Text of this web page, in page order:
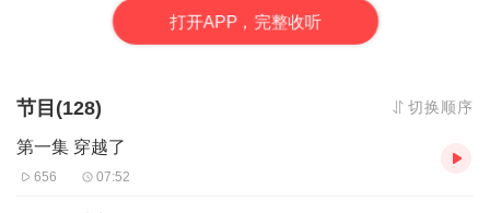
抱歉，滚远了！天下做礼，聘她为皇后，许她为最爱？这么多人送
江山，她得好好选选要哪个！
待你功成名达，我知花前月下；待我弦断音垮，早念青丝白发；待
他得知真假，许下落叶红花……
演播跳舞的布丁和挽弓谋苍穹
打开APP，完整收听
节目(128) 切换顺序
第一集 穿越了
656 07:52